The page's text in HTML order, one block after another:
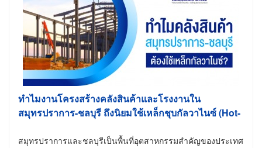
ทำไมงานโครงสร้างคลังสินค้าและโรงงานใน
สมุทรปราการ-ชลบุรี ถึงนิยมใช้เหล็กชุบกัลวาไนซ์ (Hot-
สมุทรปราการและชลบุรีเป็นพื้นที่อุตสาหกรรมสำคัญของประเทศ